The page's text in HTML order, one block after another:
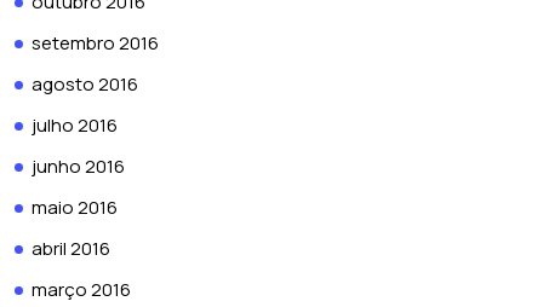
setembro 2016
agosto 2016
julho 2016
junho 2016
maio 2016
abril 2016
março 2016